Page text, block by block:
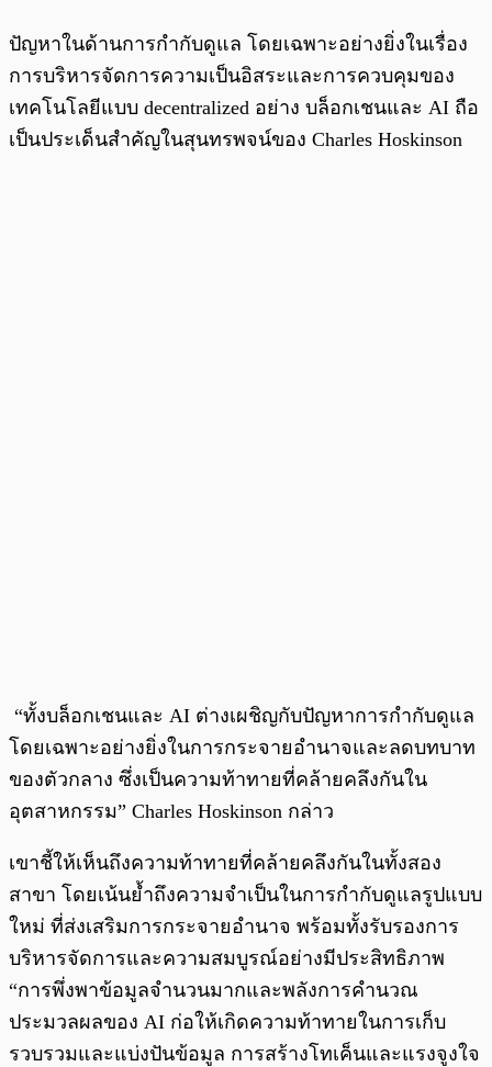
ปัญหาในด้านการกำกับดูแล โดยเฉพาะอย่างยิ่งในเรื่อง
การบริหารจัดการความเป็นอิสระและการควบคุมของ
เทคโนโลยีแบบ decentralized อย่าง บล็อกเชนและ AI ถือ
เป็นประเด็นสำคัญในสุนทรพจน์ของ Charles Hoskinson
“ทั้งบล็อกเชนและ AI ต่างเผชิญกับปัญหาการกำกับดูแล
โดยเฉพาะอย่างยิ่งในการกระจายอำนาจและลดบทบาท
ของตัวกลาง ซึ่งเป็นความท้าทายที่คล้ายคลึงกันใน
อุตสาหกรรม” Charles Hoskinson กล่าว
เขาชี้ให้เห็นถึงความท้าทายที่คล้ายคลึงกันในทั้งสอง
สาขา โดยเน้นย้ำถึงความจำเป็นในการกำกับดูแลรูปแบบ
ใหม่ ที่ส่งเสริมการกระจายอำนาจ พร้อมทั้งรับรองการ
บริหารจัดการและความสมบูรณ์อย่างมีประสิทธิภาพ
“การพึ่งพาข้อมูลจำนวนมากและพลังการคำนวณ
ประมวลผลของ AI ก่อให้เกิดความท้าทายในการเก็บ
รวบรวมและแบ่งปันข้อมูล การสร้างโทเค็นและแรงจูงใจ